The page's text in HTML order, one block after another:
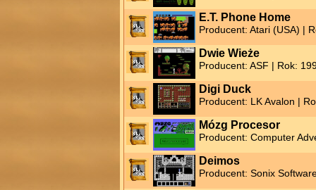
E.T. Phone Home
Producent: Atari (USA) |
Dwie Wieże
Producent: ASF | Rok:
Digi Duck
Producent: LK Avalon |
Mózg Procesor
Producent: Computer
Deimos
Producent: Sonix